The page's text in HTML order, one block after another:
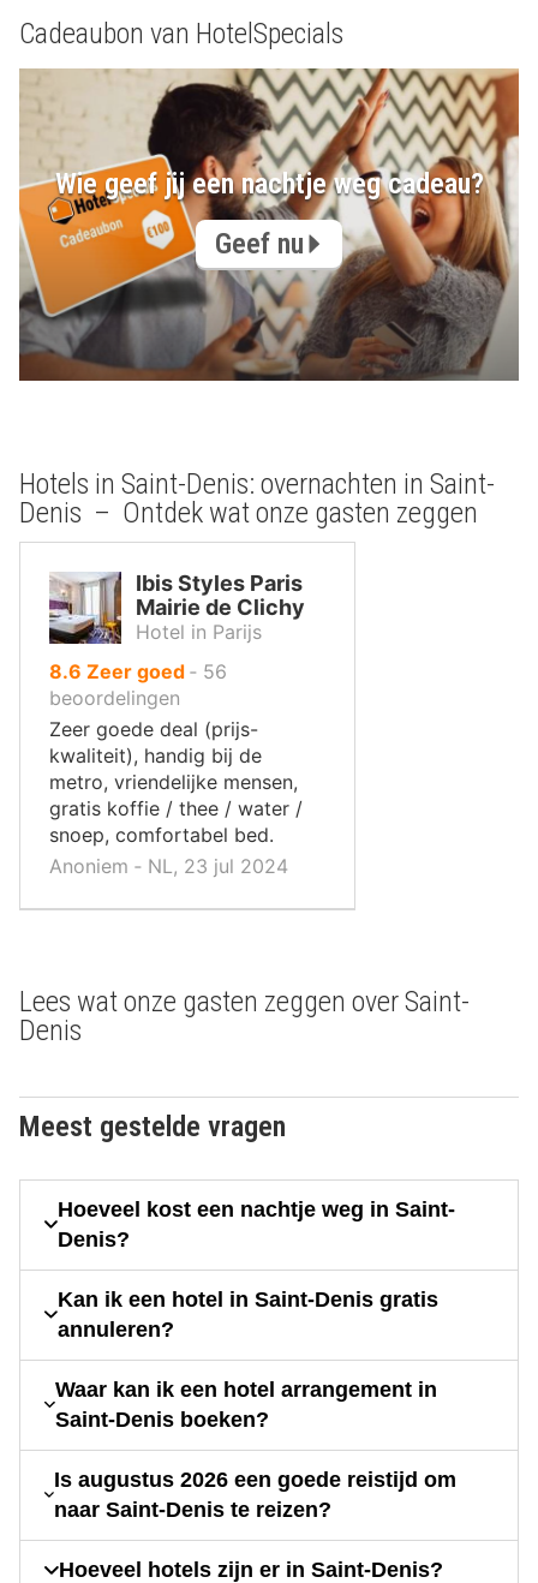
Cadeaubon van HotelSpecials
Wie geef jij een nachtje weg cadeau?
Geef nu
Hotels in Saint-Denis: overnachten in Saint-
Denis – Ontdek wat onze gasten zeggen
Ibis Styles Paris
Mairie de Clichy
Hotel in Parijs
8.6 uit
10
,
Zeer goed ‐ 56
beoordelingen
Zeer goede deal (prijs-
kwaliteit), handig bij de
metro, vriendelijke mensen,
gratis koffie / thee / water /
snoep, comfortabel bed.
Anoniem ‐ NL, 23 jul 2024
Lees wat onze gasten zeggen over Saint-
Denis
Meest gestelde vragen
Hoeveel kost een nachtje weg in Saint-
Denis?
Kan ik een hotel in Saint-Denis gratis
annuleren?
Waar kan ik een hotel arrangement in
Saint-Denis boeken?
Is augustus 2026 een goede reistijd om
naar Saint-Denis te reizen?
Hoeveel hotels zijn er in Saint-Denis?